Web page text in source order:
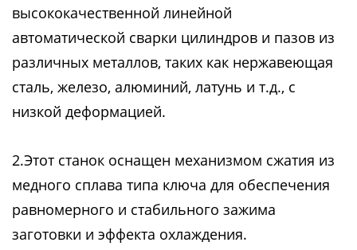
высококачественной линейной
автоматической сварки цилиндров и пазов из
различных металлов, таких как нержавеющая
сталь, железо, алюминий, латунь и т.д., с
низкой деформацией.
2.Этот станок оснащен механизмом сжатия из
медного сплава типа ключа для обеспечения
равномерного и стабильного зажима
заготовки и эффекта охлаждения.